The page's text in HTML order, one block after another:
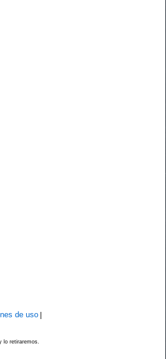
de uso|
lo retiraremos.